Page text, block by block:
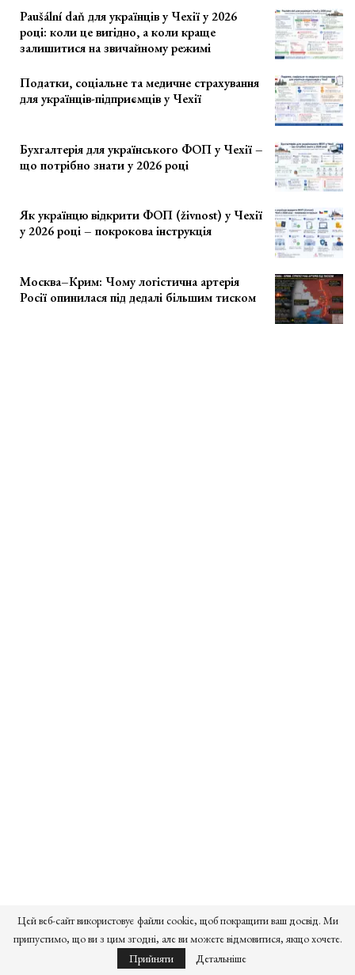
Paušální daň для українців у Чехії у 2026
році: коли це вигідно, а коли краще
залишитися на звичайному режимі
Податки, соціальне та медичне страхування
для українців-підприємців у Чехії
Бухгалтерія для українського ФОП у Чехії –
що потрібно знати у 2026 році
Як українцю відкрити ФОП (živnost) у Чехії
у 2026 році – покрокова інструкція
Москва–Крим: Чому логістична артерія
Росії опинилася під дедалі більшим тиском
Цей веб-сайт використовує файли cookie, щоб покращити ваш досвід. Ми
припустимо, що ви з цим згодні, але ви можете відмовитися, якщо хочете.
Прийняти
Детальніше